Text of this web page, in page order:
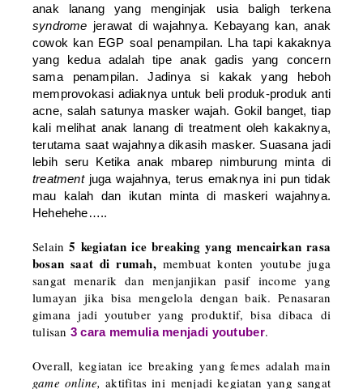
anak lanang yang menginjak usia baligh terkena
syndrome jerawat di wajahnya. Kebayang kan, anak
cowok kan EGP soal penampilan. Lha tapi kakaknya
yang kedua adalah tipe anak gadis yang concern
sama penampilan. Jadinya si kakak yang heboh
memprovokasi adiaknya untuk beli produk-produk anti
acne, salah satunya masker wajah. Gokil banget, tiap
kali melihat anak lanang di treatment oleh kakaknya,
terutama saat wajahnya dikasih masker. Suasana jadi
lebih seru Ketika anak mbarep nimburung minta di
treatmentjuga wajahnya, terus emaknya ini pun tidak
mau kalah dan ikutan minta di maskeri wajahnya.
Hehehehe…..
Selain5 kegiatan ice breaking yang mencairkan rasa
bosan saat di rumah, membuat konten youtube juga
sangat menarik dan menjanjikan pasif income yang
lumayan jika bisa mengelola dengan baik. Penasaran
gimana jadi youtuber yang produktif, bisa dibaca di
tulisan 3 cara memulia menjadi youtuber.
Overall, kegiatan ice breaking yang femes adalah main
game online,aktifitas inimenjadi kegiatan yang sangat